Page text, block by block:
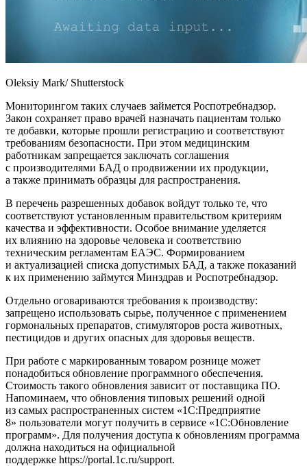
Oleksiy Mark/ Shutterstock
Мониторингом таких случаев займется Роспотребнадзор.
Закон сохраняет право врачей назначать пациентам только
те добавки, которые прошли регистрацию и соответствуют
требованиям безопасности. При этом медицинским
работникам запрещается заключать соглашения
с производителями БАД о продвижении их продукции,
а также принимать образцы для распространения.
В перечень разрешенных добавок войдут только те, что
соответствуют установленным правительством критериям
качества и эффективности. Особое внимание уделяется
их влиянию на здоровье человека и соответствию
техническим регламентам ЕАЭС. Формированием
и актуализацией списка допустимых БАД, а также показаний
к их применению займутся Минздрав и Роспотребнадзор.
Отдельно оговариваются требования к производству:
запрещено использовать сырье, полученное с применением
гормональных препаратов, стимуляторов роста животных,
пестицидов и других опасных для здоровья веществ.
При работе с маркированным товаром рознице может
понадобиться обновление программного обеспечения.
Стоимость такого обновления зависит от поставщика ПО.
Напоминаем, что обновления типовых решений одной
из самых распространенных систем «1С:Предприятие
8» пользователи могут получить в сервисе «1С:Обновление
программ». Для получения доступа к обновлениям программа
должна находиться на официальной
поддержке https://portal.1c.ru/support.